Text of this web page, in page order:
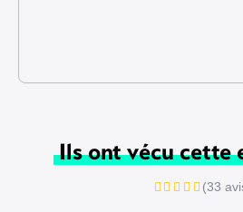
Ils ont vécu cette
(33